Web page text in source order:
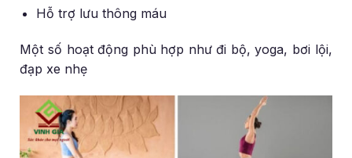
Hỗ trợ lưu thông máu
Một số hoạt động phù hợp như đi bộ, yoga, bơi lội,
đạp xe nhẹ